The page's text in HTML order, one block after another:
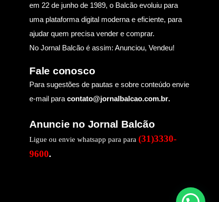
em 22 de junho de 1989, o Balcão evoluiu para
uma plataforma digital moderna e eficiente, para
ajudar quem precisa vender e comprar.
No Jornal Balcão é assim: Anunciou, Vendeu!
Fale conosco
Para sugestões de pautas e sobre conteúdo envie
e-mail para contato@jornalbalcao.com.br.
Anuncie no Jornal Balcão
Ligue ou envie whatsapp para para (31)3330-
9600.